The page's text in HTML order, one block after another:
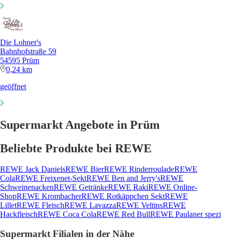
Die Lohner's
Bahnhofstraße 59
54595 Prüm
0,24 km
geöffnet
Supermarkt Angebote in Prüm
Beliebte Produkte bei REWE
REWE Jack DanielsREWE BierREWE RinderrouladeREWE
ColaREWE Freixenet-SektREWE Ben and Jerry'sREWE
SchweinenackenREWE GetränkeREWE RakiREWE Online-
ShopREWE KrombacherREWE Rotkäppchen SektREWE
LilletREWE FleischREWE LavazzaREWE VeltinsREWE
HackfleischREWE Coca ColaREWE Red BullREWE Paulaner spezi
Supermarkt Filialen in der Nähe